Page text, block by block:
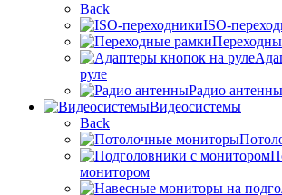
Back
ISO-
руле
Радио антенны
Видеосистемы
Back
монитором